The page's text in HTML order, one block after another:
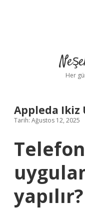
Her
Appleda Ikiz
Tarih: Ağustos 12, 2025
yapılır?